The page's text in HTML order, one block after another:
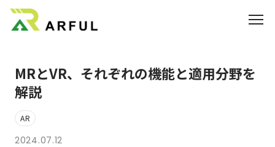
MRとVR、それぞれの機能と適用分野を
解説
AR
2024.07.12
業界別の活用方法
360°VR
料金